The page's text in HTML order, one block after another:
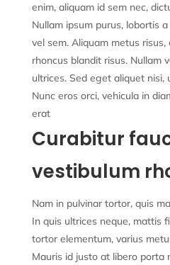
enim, aliquam id sem nec,
Nullam ipsum purus, lobortis
vel sem. Aliquam metus risus,
rhoncus blandit risus. Nullam
ultrices. Sed eget aliquet nisi,
Nunc eros orci, vehicula in
erat
Curabitur
vestibulum
Nam in pulvinar tortor, quis
In quis ultrices neque, mattis
tortor elementum, varius
Mauris id justo at libero porta